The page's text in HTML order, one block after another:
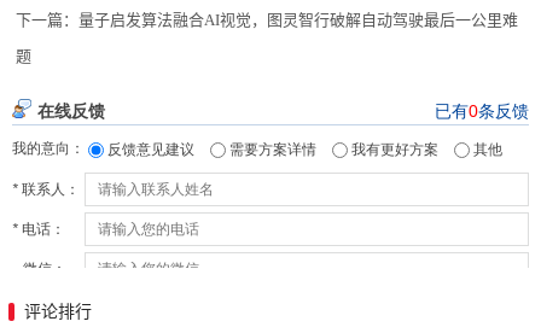
下一篇：量子启发算法融合AI视觉，图灵智行破解自动驾驶最后一公里难
题
评论排行